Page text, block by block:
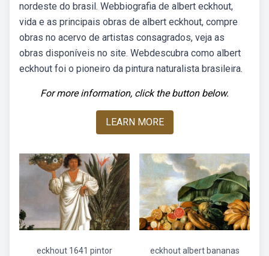
nordeste do brasil. Webbiografia de albert eckhout,
vida e as principais obras de albert eckhout, compre
obras no acervo de artistas consagrados, veja as
obras disponíveis no site. Webdescubra como albert
eckhout foi o pioneiro da pintura naturalista brasileira.
For more information, click the button below.
LEARN MORE
eckhout 1641 pintor
eckhout albert bananas